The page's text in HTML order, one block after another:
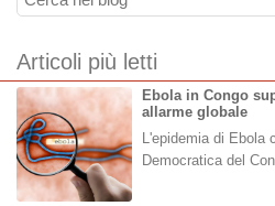
Articoli più letti
Ebola in Congo
allarme globale
L'epidemia di
Democratica del